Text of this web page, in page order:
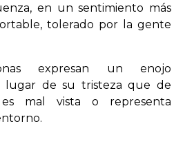
en un sentimiento más
tolerado por la gente
expresan un enojo
lugar de su tristeza que de
mal vista o representa